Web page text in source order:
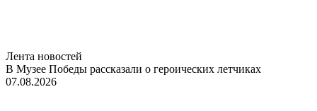
Лента новостей
В Музее Победы рассказали о героических летчиках
07.08.2026